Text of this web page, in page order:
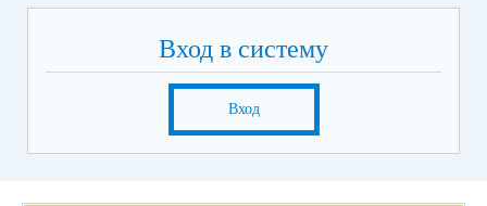
Вход в систему
Вход